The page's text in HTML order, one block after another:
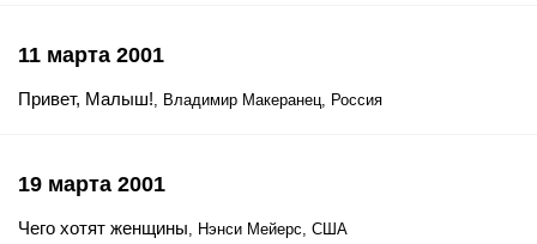
11 марта 2001
Привет, Малыш!, Владимир Макеранец, Россия
19 марта 2001
Чего хотят женщины, Нэнси Мейерс, США